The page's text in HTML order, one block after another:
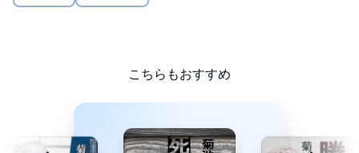
こちらもおすすめ